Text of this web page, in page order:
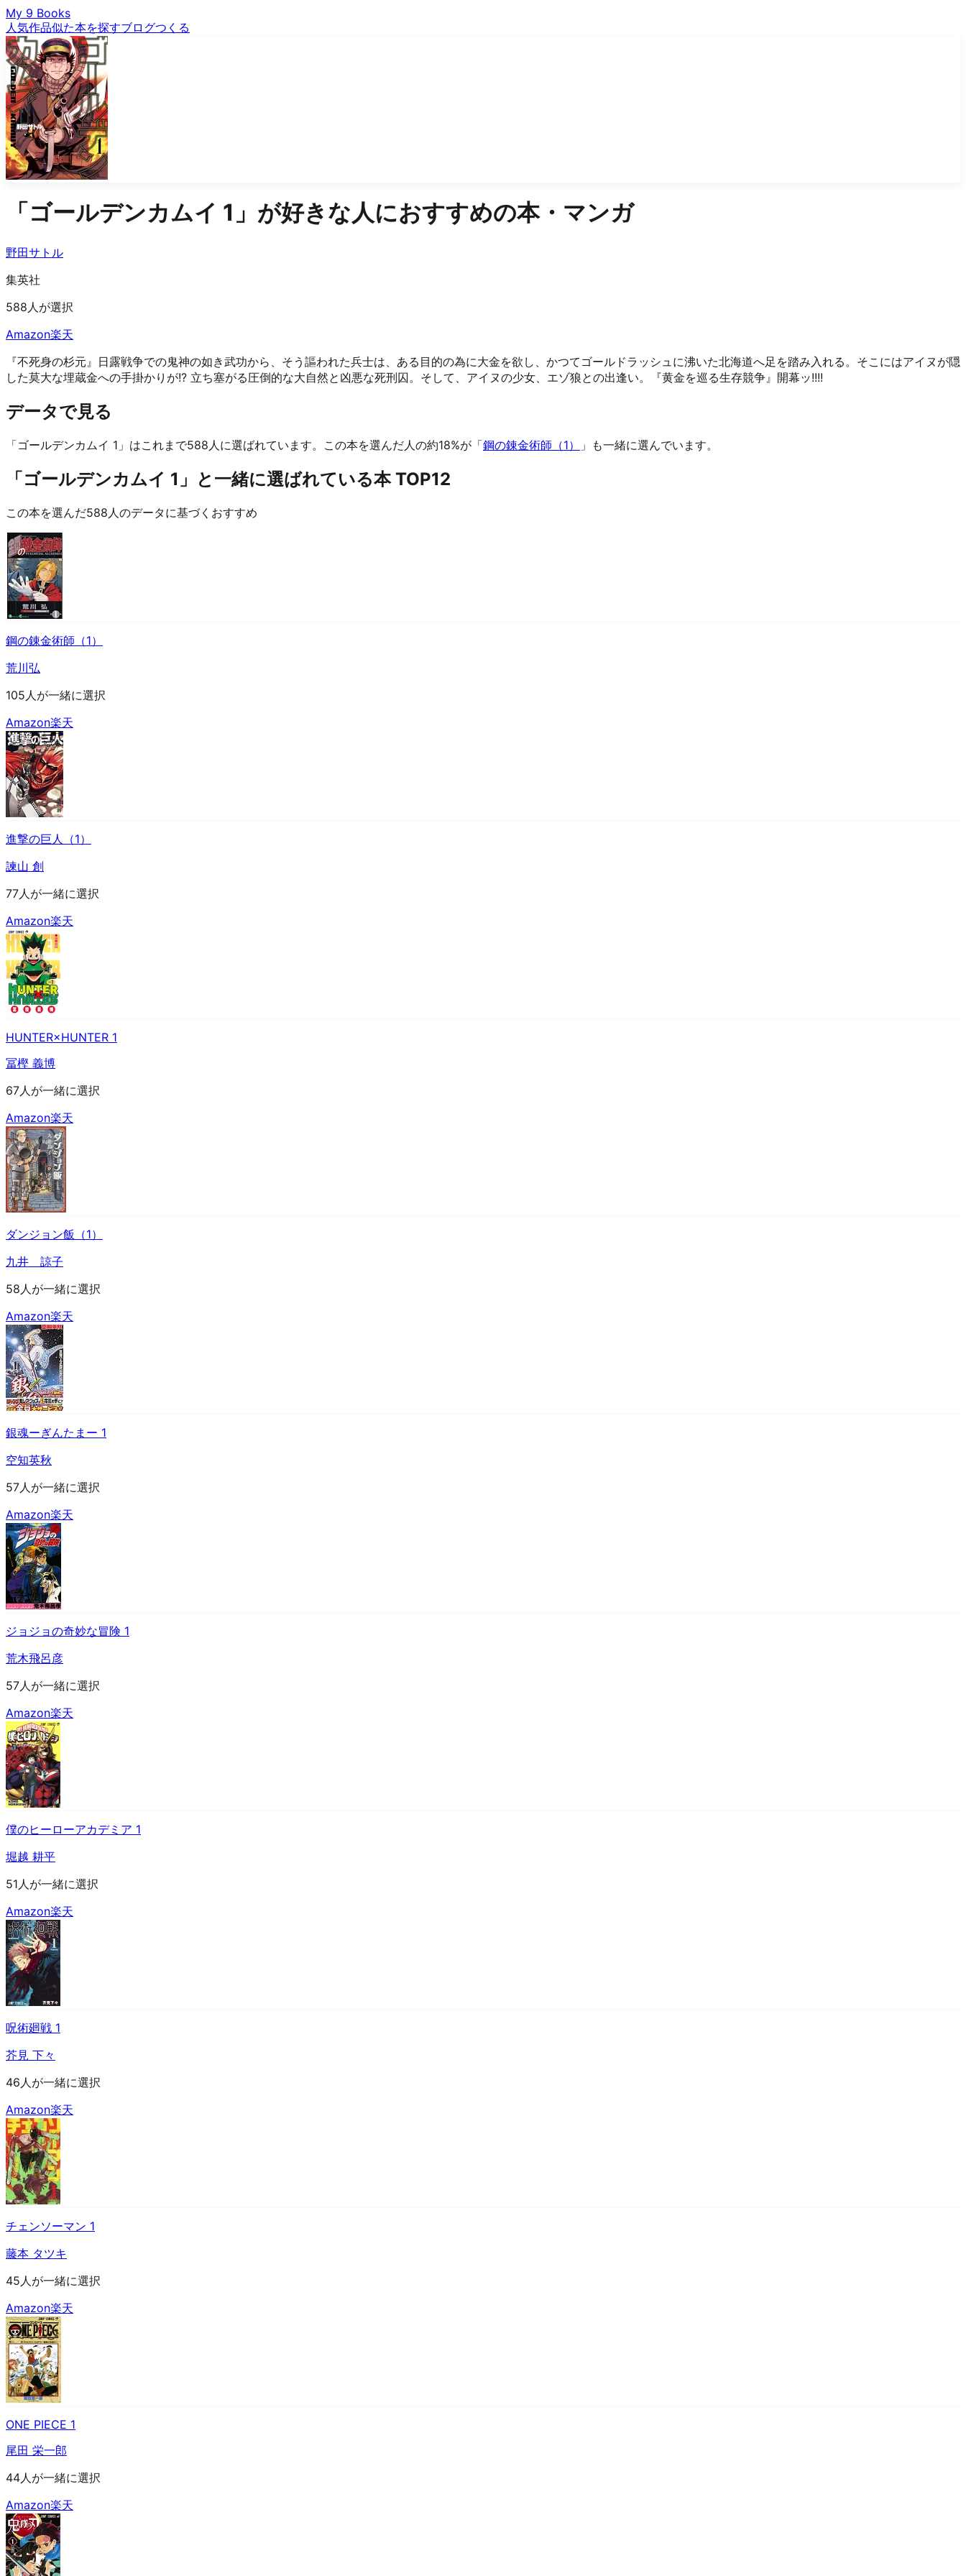
My 9 Books
人気作品似た本を探すブログつくる
「ゴールデンカムイ 1 」が好きな人におすすめの本・マンガ
野田サトル
集英社
588人が選択
Amazon楽天
『不死身の杉元』日露戦争での鬼神の如き武功から、そう謳われた兵士は、ある目的の為に大金を欲し、かつてゴールドラッシュに沸いた北海道へ足を踏み入れる。そこにはアイヌが隠
した莫大な埋蔵金への手掛かりが!? 立ち塞がる圧倒的な大自然と凶悪な死刑囚。そして、アイヌの少女、エゾ狼との出逢い。『黄金を巡る生存競争』開幕ッ!!!!
データで見る
「ゴールデンカムイ 1」はこれまで588人に選ばれています。 この本を選んだ人の約18%が「鋼の錬金術師（1） 」も一緒に選んでいます。
「ゴールデンカムイ 1」と一緒に選ばれている本 TOP12
この本を選んだ588人のデータに基づくおすすめ
鋼の錬金術師（1）
荒川弘
105人が一緒に選択
Amazon楽天
進撃の巨人（1）
諫山 創
77人が一緒に選択
Amazon楽天
HUNTER×HUNTER 1
冨樫 義博
67人が一緒に選択
Amazon楽天
ダンジョン飯（1）
九井 諒子
58人が一緒に選択
Amazon楽天
銀魂ーぎんたまー 1
空知英秋
57人が一緒に選択
Amazon楽天
ジョジョの奇妙な冒険 1
荒木飛呂彦
57人が一緒に選択
Amazon楽天
僕のヒーローアカデミア 1
堀越 耕平
51人が一緒に選択
Amazon楽天
呪術廻戦 1
芥見 下々
46人が一緒に選択
Amazon楽天
チェンソーマン 1
藤本 タツキ
45人が一緒に選択
Amazon楽天
ONE PIECE 1
尾田 栄一郎
44人が一緒に選択
Amazon楽天